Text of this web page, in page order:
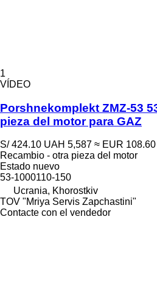
1
VÍDEO
Porshnekomplekt ZMZ-53
pieza del motor para GAZ
S/ 424.10 UAH 5,587 ≈ EUR 108.60
Recambio - otra pieza del motor
Estado nuevo
53-1000110-150
Ucrania, Khorostkiv
TOV "Mriya Servis Zapchastini"
Contacte con el vendedor